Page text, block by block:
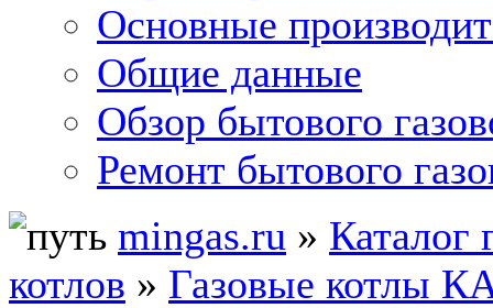
Основные
Общие данные
Обзор бытового
Ремонт бытового
mingas.ru » Каталог
котлов » Газовые котлы